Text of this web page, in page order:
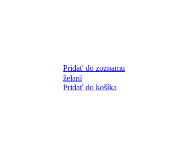
Pridať do zoznamu
želaní
Pridať do košíka